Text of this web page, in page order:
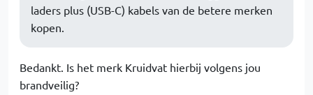
laders plus (USB-C) kabels van de betere merken
kopen.
Bedankt. Is het merk Kruidvat hierbij volgens jou
brandveilig?